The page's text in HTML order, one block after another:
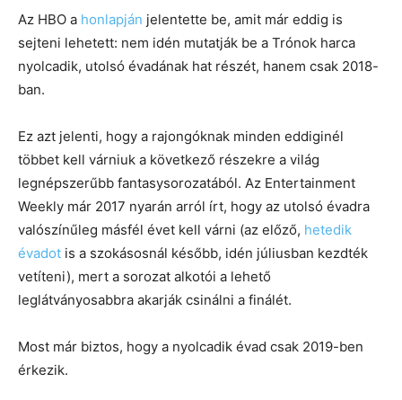
Az HBO a honlapján jelentette be, amit már eddig is
sejteni lehetett: nem idén mutatják be a Trónok harca
nyolcadik, utolsó évadának hat részét, hanem csak 2018-
ban.
Ez azt jelenti, hogy a rajongóknak minden eddiginél
többet kell várniuk a következő részekre a világ
legnépszerűbb fantasysorozatából. Az Entertainment
Weekly már 2017 nyarán arról írt, hogy az utolsó évadra
valószínűleg másfél évet kell várni (az előző, hetedik
évadot is a szokásosnál később, idén júliusban kezdték
vetíteni), mert a sorozat alkotói a lehető
leglátványosabbra akarják csinálni a finálét.
Most már biztos, hogy a nyolcadik évad csak 2019-ben
érkezik.